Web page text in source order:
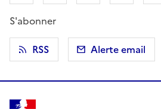
S'abonner
RSS
Alerte email